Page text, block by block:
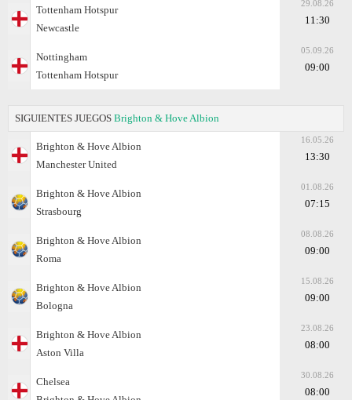
Tottenham Hotspur
Newcastle
29.08.26
11:30
Nottingham
Tottenham Hotspur
05.09.26
09:00
SIGUIENTES JUEGOS Brighton & Hove Albion
Brighton & Hove Albion
Manchester United
16.05.26
13:30
Brighton & Hove Albion
Strasbourg
01.08.26
07:15
Brighton & Hove Albion
Roma
08.08.26
09:00
Brighton & Hove Albion
Bologna
15.08.26
09:00
Brighton & Hove Albion
Aston Villa
23.08.26
08:00
Chelsea
30.08.26
08:00